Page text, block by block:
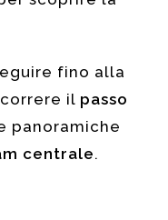
fino alla
il passo
panoramiche
centrale.